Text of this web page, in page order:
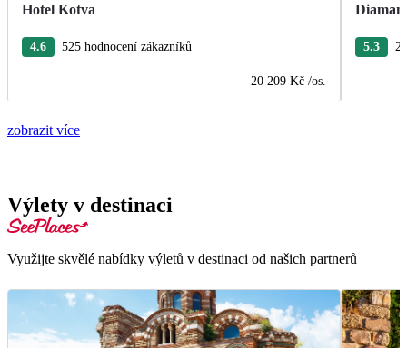
Hotel Kotva
4.6 525 hodnocení zákazníků
20 209 Kč /os.
5.3
zobrazit více
Výlety v destinaci
Využijte skvělé nabídky výletů v destinaci od našich partnerů